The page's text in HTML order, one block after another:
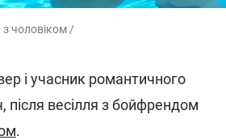
чоловіком /
і учасник романтичного
після весілля з бойфрендом
.